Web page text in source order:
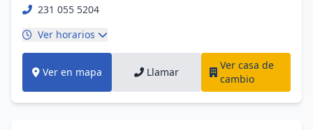
231 055 5204
Ver horarios
Ver en mapa Llamar
Ver casa de
cambio